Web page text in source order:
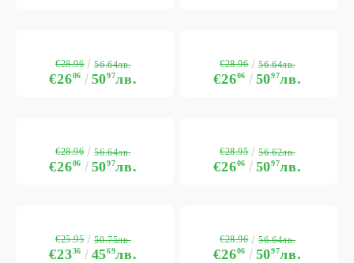
€2606 5097лв.
€28.96 56.64лв.
€2606 5097лв.
€28.96 56.64лв.
€2606 5097лв.
€28.96 56.64лв.
€2606 5097лв.
€28.95 56.62лв.
€2336 4569лв.
€25.95 50.75лв.
€2606 5097лв.
€28.96 56.64лв.